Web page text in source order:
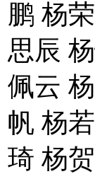
鹏 杨
思辰
佩云
帆 杨
琦 杨